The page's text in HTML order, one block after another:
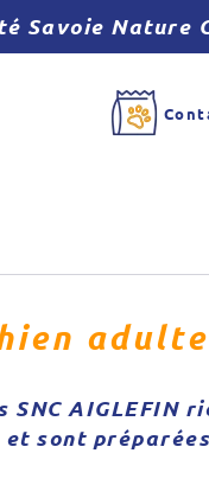
Savoie Nature
adulte
SNC AIGLEFIN
sont